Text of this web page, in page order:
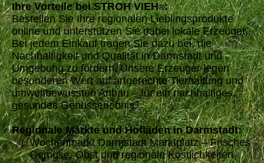
Ihre Vorteile bei STROH VIEH®:
Bestellen Sie Ihre regionalen Lieblingsprodukte
online und unterstützen Sie dabei lokale Erzeuger.
Bei jedem Einkauf tragen Sie dazu bei, die
Nachhaltigkeit und Qualität in Darmstadt und
Umgebung zu fördern. Unsere Erzeuger legen
besonderen Wert auf artgerechte Tierhaltung und
umweltbewussten Anbau – für ein nachhaltiges,
gesundes Genusserlebnis.
Regionale Märkte und Hofläden in Darmstadt:
Wochenmarkt Darmstadt Marktplatz – Frisches
Gemüse, Obst und regionale Köstlichkeiten,